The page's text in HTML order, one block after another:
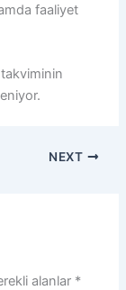
faaliyet
takviminin
NEXT
alanlar *